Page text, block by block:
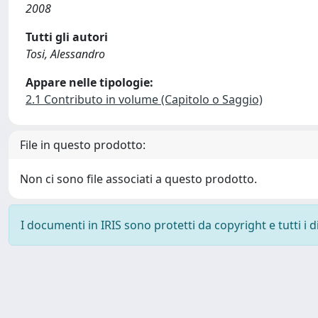
2008
Tutti gli autori
Tosi, Alessandro
Appare nelle tipologie:
2.1 Contributo in volume (Capitolo o Saggio)
File in questo prodotto:
Non ci sono file associati a questo prodotto.
I documenti in IRIS sono protetti da copyright e tutti i